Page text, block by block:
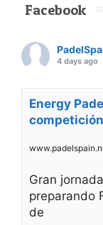
Facebook
4 days ago
Energy
Gran
preparando
de